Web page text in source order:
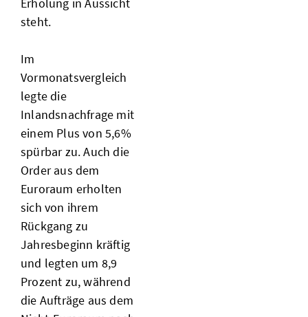
Erholung in Aussicht
steht.
Im
Vormonatsvergleich
legte die
Inlandsnachfrage mit
einem Plus von 5,6%
spürbar zu. Auch die
Order aus dem
Euroraum erholten
sich von ihrem
Rückgang zu
Jahresbeginn kräftig
und legten um 8,9
Prozent zu, während
die Aufträge aus dem